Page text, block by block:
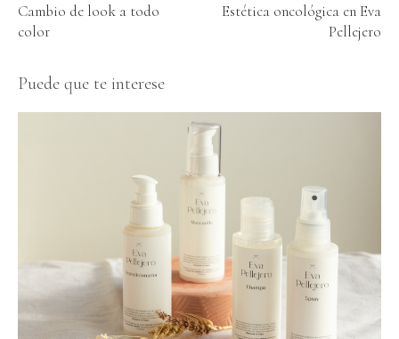
Cambio de look a todo
color
Estética oncológica en Eva
Pellejero
Puede que te interese